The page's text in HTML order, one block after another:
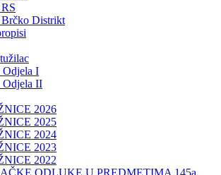
Distrikt
Odjela I
Odjela II
2026
2025
2024
2023
2022